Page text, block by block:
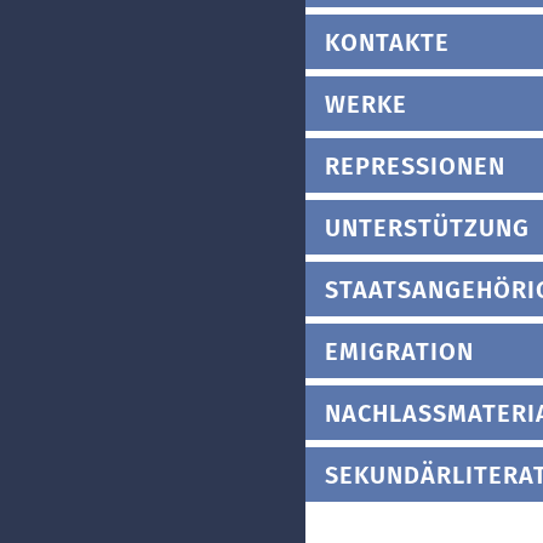
KONTAKTE
WERKE
REPRESSIONEN
UNTERSTÜTZUNG
EMIGRATION